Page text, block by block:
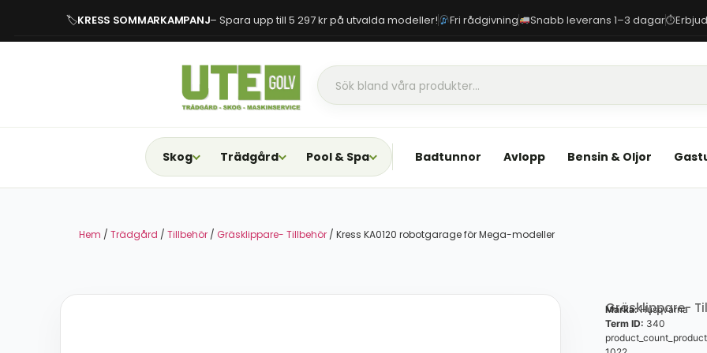
🏷KRESS SOMMARKAMPANJ– Spara upp till 5 297 kr på utvalda modeller! Fri rådgivning Snabb leverans 1–3 dagar⏱
Skog Trädgård Pool & Spa Badtunnor Avlopp Bensin & Oljor
Hem / Trädgård / Tillbehör / Gräsklippare- Tillbehör / Kress KA0120 robotgarage för Mega-modeller
Gräsklippare-
Marka:Husqvarna
Term ID: 340